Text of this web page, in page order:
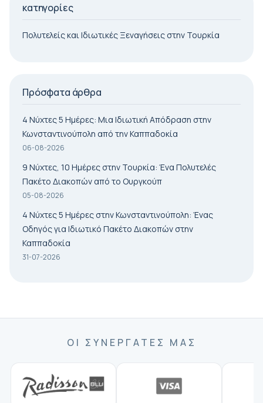
κατηγορίες
Πολυτελείς και Ιδιωτικές Ξεναγήσεις στην Τουρκία
Πρόσφατα άρθρα
4 Νύχτες 5 Ημέρες: Μια Ιδιωτική Απόδραση στην
Κωνσταντινούπολη από την Καππαδοκία
06-08-2026
9 Νύχτες, 10 Ημέρες στην Τουρκία: Ένα Πολυτελές
Πακέτο Διακοπών από το Ουργκούπ
05-08-2026
4 Νύχτες 5 Ημέρες στην Κωνσταντινούπολη: Ένας
Οδηγός για Ιδιωτικό Πακέτο Διακοπών στην
Καππαδοκία
31-07-2026
ΟΙ ΣΥΝΕΡΓΆΤΕΣ ΜΑΣ